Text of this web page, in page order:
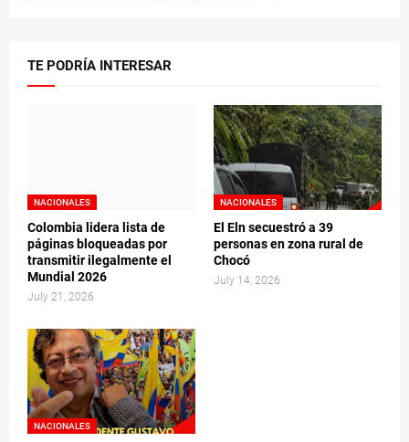
TE PODRÍA INTERESAR
NACIONALES
Colombia lidera lista de
páginas bloqueadas por
transmitir ilegalmente el
Mundial 2026
July 21, 2026
NACIONALES
El Eln secuestró a 39
personas en zona rural de
Chocó
July 14, 2026
NACIONALES